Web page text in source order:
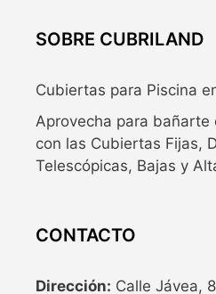
SOBRE CUBRILAND
Cubiertas para Piscina
Aprovecha para
con las Cubiertas Fijas,
Telescópicas, Bajas y
CONTACTO
Dirección: Calle Jávea,